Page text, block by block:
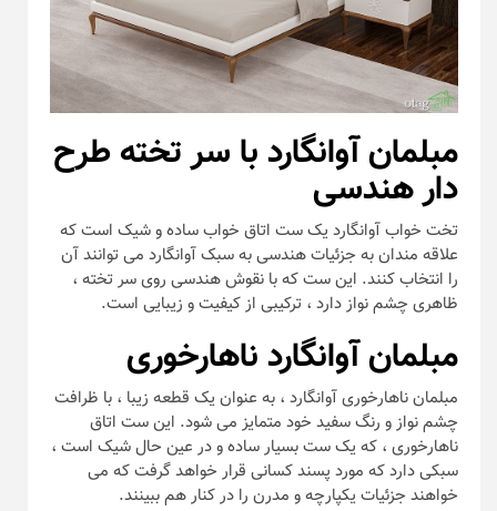
مبلمان آوانگارد با سر تخته طرح
دار هندسی
تخت خواب آوانگارد یک ست اتاق خواب ساده و شیک است که
علاقه مندان به جزئیات هندسی به سبک آوانگارد می توانند آن
را انتخاب کنند. این ست که با نقوش هندسی روی سر تخته ،
ظاهری چشم نواز دارد ، ترکیبی از کیفیت و زیبایی است.
مبلمان آوانگارد ناهارخوری
مبلمان ناهارخوری آوانگارد ، به عنوان یک قطعه زیبا ، با ظرافت
چشم نواز و رنگ سفید خود متمایز می شود. این ست اتاق
ناهارخوری ، که یک ست بسیار ساده و در عین حال شیک است ،
سبکی دارد که مورد پسند کسانی قرار خواهد گرفت که می
خواهند جزئیات یکپارچه و مدرن را در کنار هم ببینند.